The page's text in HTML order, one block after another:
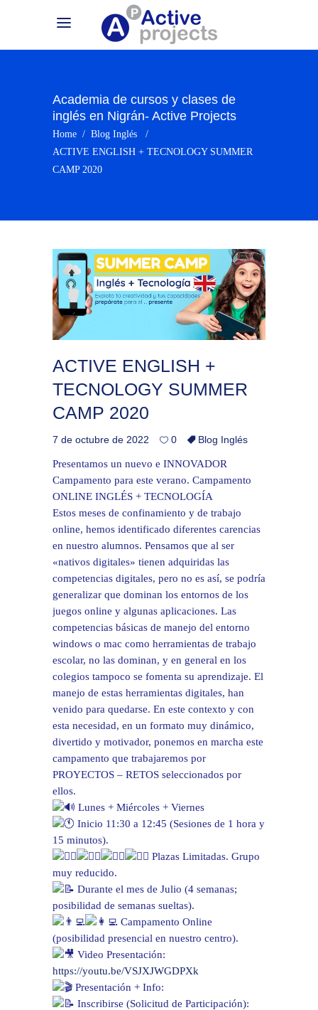
Academia de cursos y clases de
inglés en Nigrán- Active Projects
Home / Blog Inglés
/
ACTIVE ENGLISH + TECNOLOGY SUMMER
CAMP 2020
ACTIVE ENGLISH +
TECNOLOGY SUMMER
CAMP 2020
7 de octubre de 2022 0 Blog Inglés
Presentamos un nuevo e INNOVADOR
Campamento para este verano. Campamento
ONLINE INGLÉS + TECNOLOGÍA
Estos meses de confinamiento y de trabajo
online, hemos identificado diferentes carencias
en nuestro alumnos. Pensamos que al ser
«nativos digitales» tienen adquiridas las
competencias digitales, pero no es así, se podría
generalizar que dominan los entornos de los
juegos online y algunas aplicaciones. Las
competencias básicas de manejo del entorno
windows o mac como herramientas de trabajo
escolar, no las dominan, y en general en los
colegios tampoco se fomenta su aprendizaje. El
manejo de estas herramientas digitales, han
venido para quedarse. En este contexto y con
esta necesidad, en un formato muy dinámico,
divertido y motivador, ponemos en marcha este
campamento que trabajaremos por
PROYECTOS – RETOS seleccionados por
ellos.
Lunes + Miércoles + Viernes
Inicio 11:30 a 12:45 (Sesiones de 1 hora y
15 minutos).
Plazas Limitadas. Grupo
muy reducido.
Durante el mes de Julio (4 semanas;
posibilidad de semanas sueltas).
Campamento Online
(posibilidad presencial en nuestro centro).
Video Presentación:
https://youtu.be/VSJXJWGDPXk
Presentación + Info:
Inscribirse (Solicitud de Participación):